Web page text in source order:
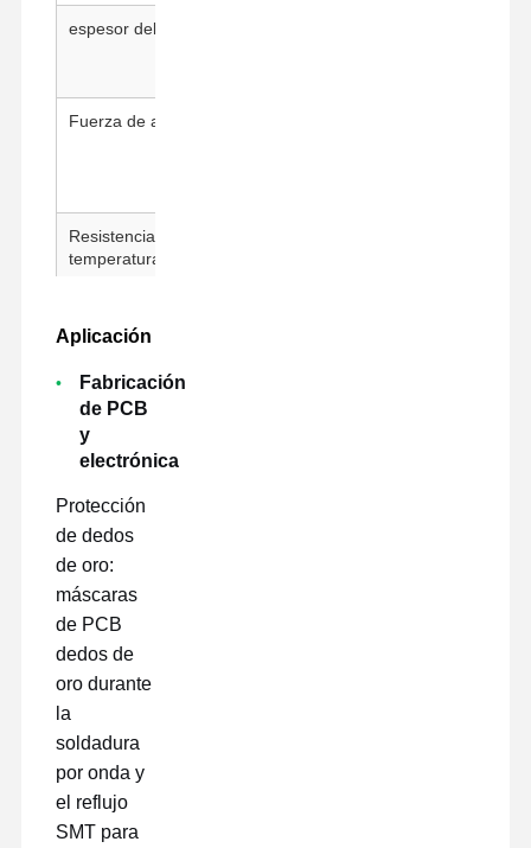
espesor del adhesivo
Fuerza de adherencia
Resistencia a la
temperatura
Aplicación
Fabricación
de PCB
y
electrónica
Protección
de dedos
de oro:
máscaras
de PCB
dedos de
oro durante
la
soldadura
por onda y
el reflujo
SMT para